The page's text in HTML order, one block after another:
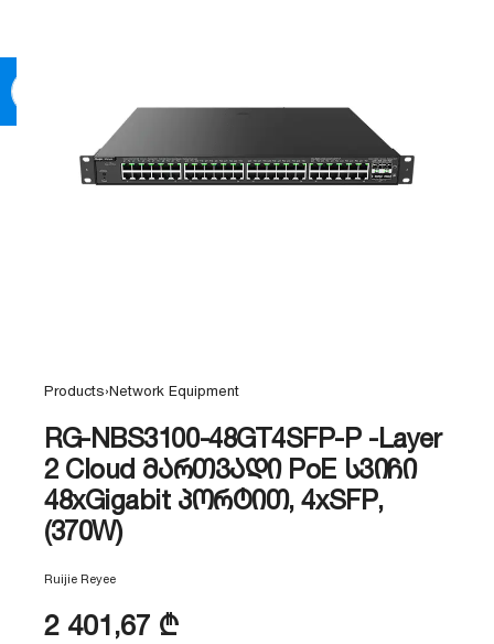
Products›Network Equipment
RG-NBS3100-48GT4SFP-P -Layer
2 Cloud მართვადი PoE სვიჩი
48xGigabit პორტით, 4xSFP,
(370W)
Ruijie Reyee
2 401,67 ₾